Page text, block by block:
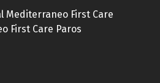
Mediterraneo First Care
First Care Paros